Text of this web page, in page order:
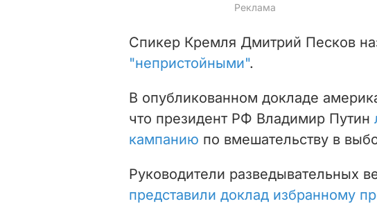
Спикер Кремля Дмитрий Песков
"непристойными".
В опубликованном докладе
что президент РФ Владимир Путин
кампанию по вмешательству в
Руководители разведывательных
представили доклад избранному